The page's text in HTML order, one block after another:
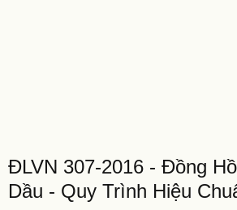
ĐLVN 307-2016 - Đồng
Dầu - Quy Trình Hiệu